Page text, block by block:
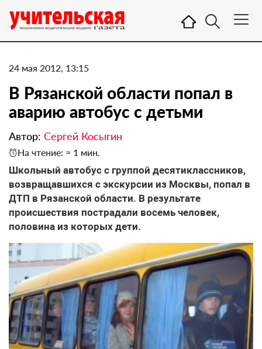
24 мая 2012, 13:15
В Рязанской области попал в
аварию автобус с детьми
Автор: Сергей Косыгин
На чтение: ≈ 1 мин.
Школьный автобус с группой десятиклассников,
возвращавшихся с экскурсии из Москвы, попал в
ДТП в Рязанской области. В результате
происшествия пострадали восемь человек,
половина из которых дети.